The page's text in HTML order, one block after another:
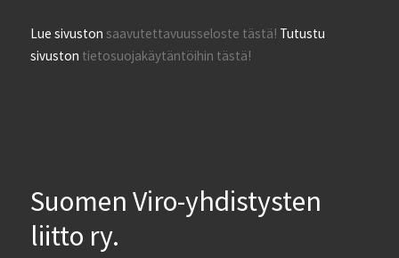
Lue sivustonsaavutettavuusseloste tästä! Tutustu
sivuston tietosuojakäytäntöihin tästä!
Suomen Viro-yhdistysten
liitto ry.